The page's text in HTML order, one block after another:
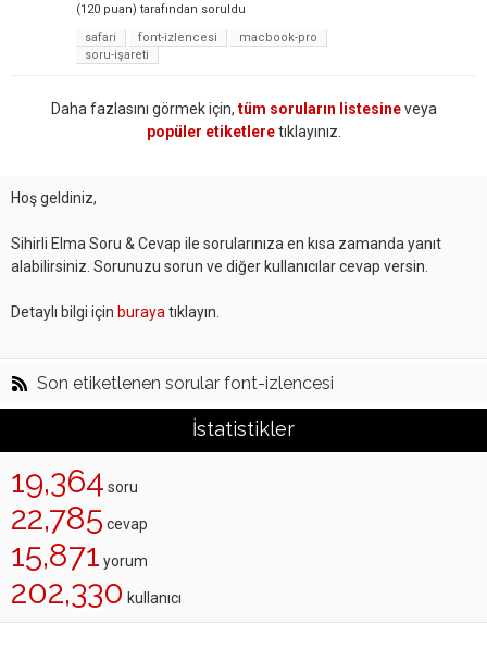
(120 puan) tarafından soruldu
safari
font-izlencesi
macbook-pro
soru-işareti
Daha fazlasını görmek için, tüm soruların listesineveya
popüler etiketleretıklayınız.
Hoş geldiniz,
Sihirli Elma Soru & Cevap ile sorularınıza en kısa zamanda yanıt
alabilirsiniz. Sorunuzu sorun ve diğer kullanıcılar cevap versin.
Detaylı bilgi için buraya tıklayın.
Son etiketlenen sorular font-izlencesi
İstatistikler
19,364 soru
22,785 cevap
15,871 yorum
202,330 kullanıcı